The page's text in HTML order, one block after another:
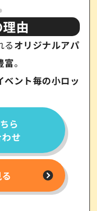
由
るオリジナルアパ
富。
ベント毎の小ロッ
ら
せ